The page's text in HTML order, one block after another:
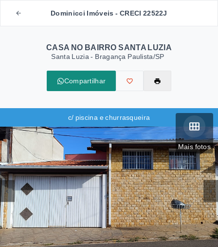
Dominicci Imóveis - CRECI 22522J
CASA NO BAIRRO SANTA LUZIA
Santa Luzia - Bragança Paulista/SP
Compartilhar
Mais fotos
c/ piscina e churrasqueira